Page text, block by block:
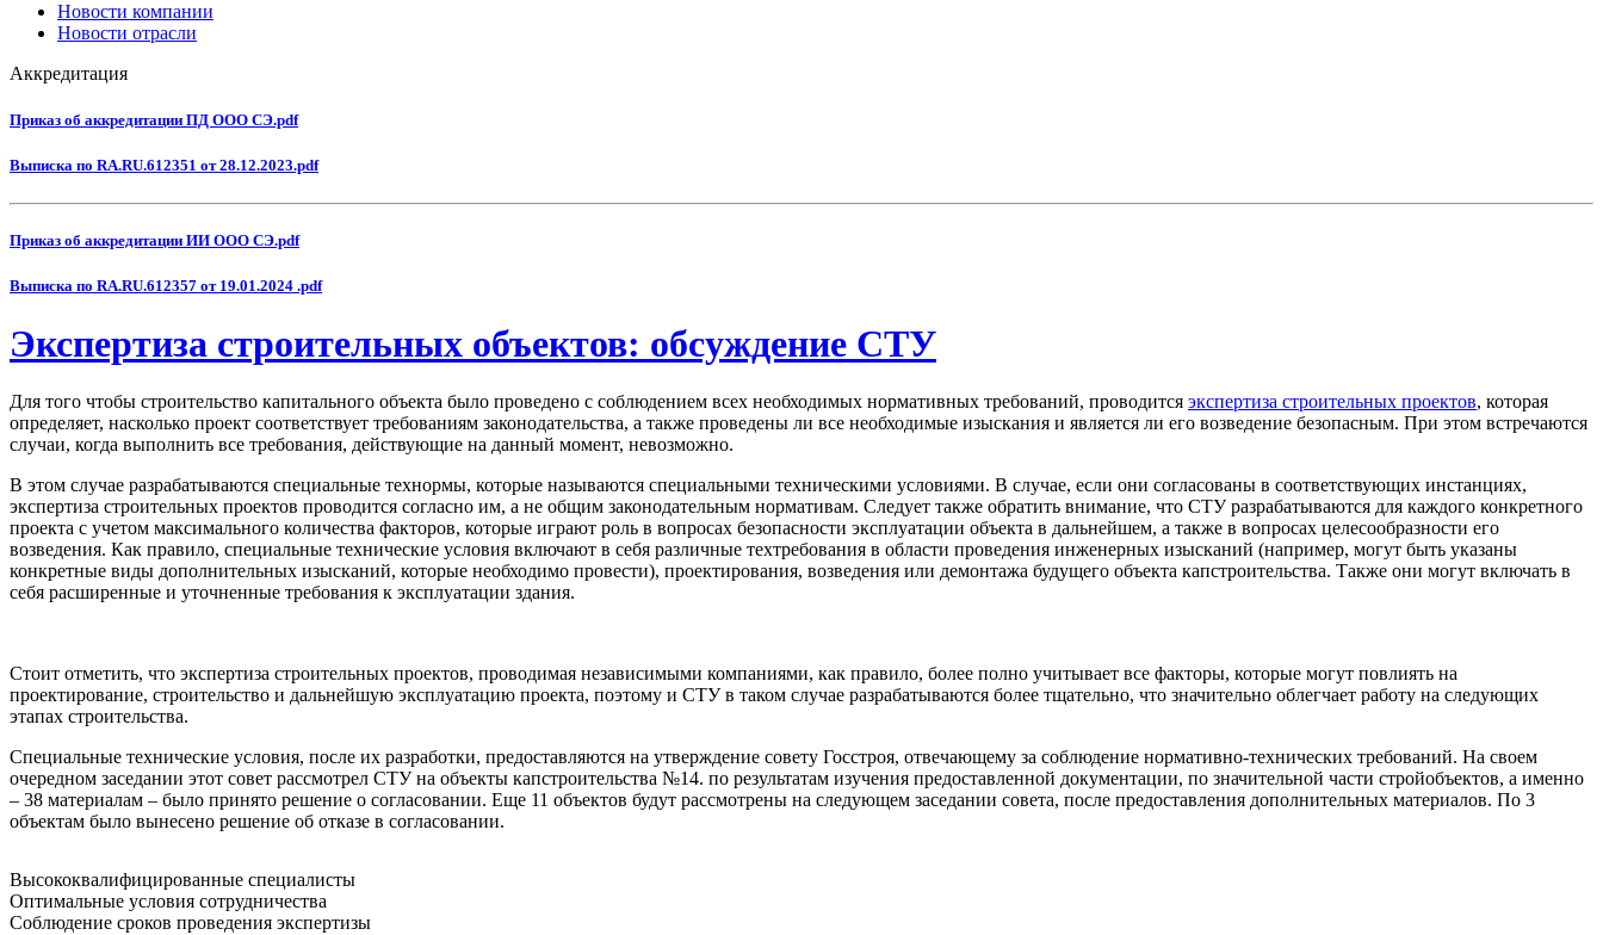
Новости компании
Новости отрасли
Аккредитация
Приказ об аккредитации ПД ООО СЭ.pdf
Выписка по RA.RU.612351 от 28.12.2023.pdf
Приказ об аккредитации ИИ ООО СЭ.pdf
Выписка по RA.RU.612357 от 19.01.2024 .pdf
Экспертиза строительных объектов: обсуждение СТУ
Для того чтобы строительство капитального объекта было проведено с соблюдением всех необходимых нормативных требований, проводится экспертиза строительных проектов, которая
определяет, насколько проект соответствует требованиям законодательства, а также проведены ли все необходимые изыскания и является ли его возведение безопасным. При этом встречаются
случаи, когда выполнить все требования, действующие на данный момент, невозможно.
В этом случае разрабатываются специальные технормы, которые называются специальными техническими условиями. В случае, если они согласованы в соответствующих инстанциях,
экспертиза строительных проектов проводится согласно им, а не общим законодательным нормативам. Следует также обратить внимание, что СТУ разрабатываются для каждого конкретного
проекта с учетом максимального количества факторов, которые играют роль в вопросах безопасности эксплуатации объекта в дальнейшем, а также в вопросах целесообразности его
возведения. Как правило, специальные технические условия включают в себя различные техтребования в области проведения инженерных изысканий (например, могут быть указаны
конкретные виды дополнительных изысканий, которые необходимо провести), проектирования, возведения или демонтажа будущего объекта капстроительства. Также они могут включать в
себя расширенные и уточненные требования к эксплуатации здания.
Стоит отметить, что экспертиза строительных проектов, проводимая независимыми компаниями, как правило, более полно учитывает все факторы, которые могут повлиять на
проектирование, строительство и дальнейшую эксплуатацию проекта, поэтому и СТУ в таком случае разрабатываются более тщательно, что значительно облегчает работу на следующих
этапах строительства.
Специальные технические условия, после их разработки, предоставляются на утверждение совету Госстроя, отвечающему за соблюдение нормативно-технических требований. На своем
очередном заседании этот совет рассмотрел СТУ на объекты капстроительства №14. по результатам изучения предоставленной документации, по значительной части стройобъектов, а именно
– 38 материалам – было принято решение о согласовании. Еще 11 объектов будут рассмотрены на следующем заседании совета, после предоставления дополнительных материалов. По 3
объектам было вынесено решение об отказе в согласовании.
Высококвалифицированные специалисты
Оптимальные условия сотрудничества
Соблюдение сроков проведения экспертизы